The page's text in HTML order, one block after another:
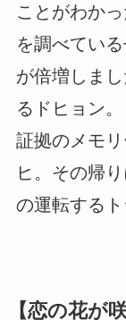
ことがわか
を調べてい
が倍増しま
るドヒョン。
証拠のメモ
ヒ。その帰
の運転するト
【恋の花が